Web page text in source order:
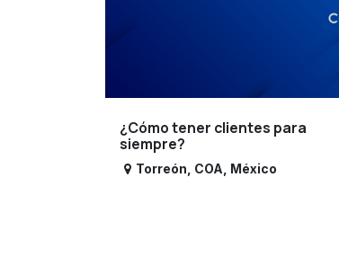
¿Cómo tener clientes para
siempre?
Torreón COA México